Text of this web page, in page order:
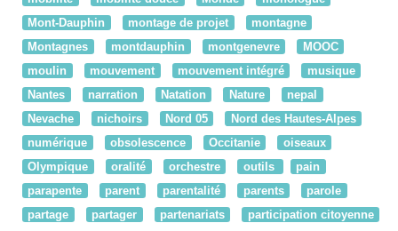
Mont-Dauphin
montage de projet
montagne
Montagnes
montdauphin montgenevre
MOOC
moulin
mouvement mouvement intégré
musique
Nantes
narration Natation Nature
nepal
Nevache
nichoirs Nord 05
Nord des Hautes-Alpes
numérique
obsolescence Occitanie
oiseaux
Olympique
oralité orchestre outils
pain
parapente
parent parentalité parents
parole
partage
partager partenariats
participation citoyenne